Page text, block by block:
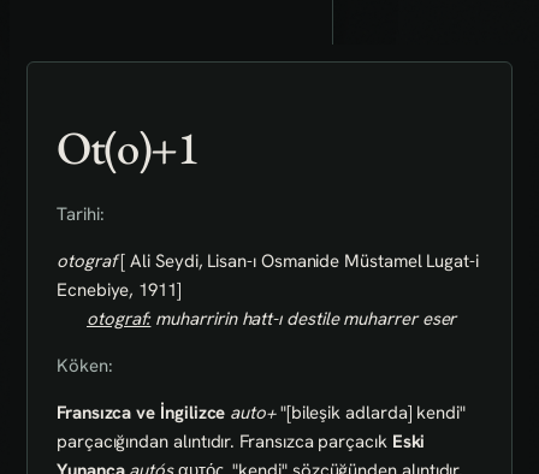
Ot(o)+1
Tarihi:
otograf[ Ali Seydi, Lisan-ı Osmanide Müstamel Lugat-i
Ecnebiye, 1911]
otograf:muharririn hatt-ı destile muharrer eser
Köken:
Fransızca ve İngilizce auto+"[bileşik adlarda] kendi"
parçacığından alıntıdır. Fransızca parçacık Eski